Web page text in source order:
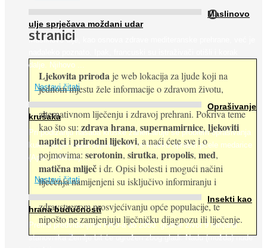
Maslinovo
ulje sprječava moždani udar
Maslinovo ulje, kao osnova zdrave mediteranske prehrane, već je
dalje. Njihovo ...
Nastavi čitati
Oprašivanje
krušaka
Pri podizanju nasada kruške zanemaruje se problem oprašivanja
kukcima jer vlada uvjerenje da će krušku oprašiti pčele medarice
(Apis mellifera). ...
Nastavi čitati
Insekti kao
hrana budućnosti
Prema predviđanjima FAO-a do 2050. godine život 9 milijardi
stanovnika Zemlje bit će ugrožen zbog gladi. Nadu (možda) nude
O
stranici
Ljekovita priroda je web lokacija za ljude koji na
jednom mjestu žele informacije o zdravom životu,
alternativnom liječenju i zdravoj prehrani. Pokriva teme
kao što su: zdrava hrana, supernamirnice, ljekoviti
napitciiprirodni lijekovi, a naći ćete sve i o
pojmovima: serotonin, sirutka, propolis, med,
matična mliječi dr. Opisi bolesti i mogući načini
liječenja namijenjeni su isključivo informiranju i
zdravstvenom prosvjećivanju opće populacije, te
nipošto ne zamjenjuju liječničku dijagnozu ili liječenje.